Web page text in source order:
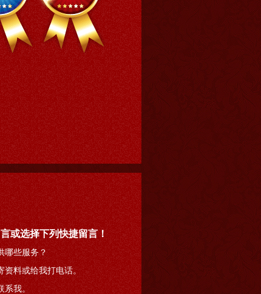
或选择下列快捷留言！
哪些服务？
料或给我打电话。
我。